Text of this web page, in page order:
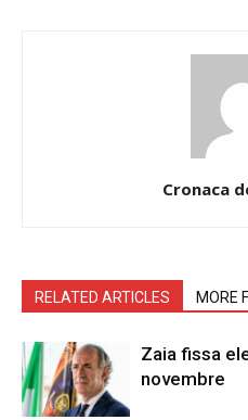
Cronaca
RELATED ARTICLES MORE
Zaia fissa
novembre